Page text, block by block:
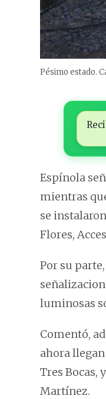
Pésimo estado.
Espínola
mientras
se
Flores,
Por su
luminosas
Comentó,
ahora
Tres Bocas,
Martínez.